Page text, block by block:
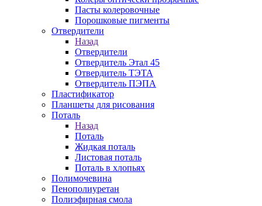
Пасты колеровочные
Порошковые пигменты
Отвердители
Назад
Отвердители
Отвердитель Этал 45
Отвердитель ТЭТА
Отвердитель ПЭПА
Пластификатор
Планшеты для рисования
Поталь
Назад
Поталь
Жидкая поталь
Листовая поталь
Поталь в хлопьях
Полимочевина
Пенополиуретан
Полиэфирная смола